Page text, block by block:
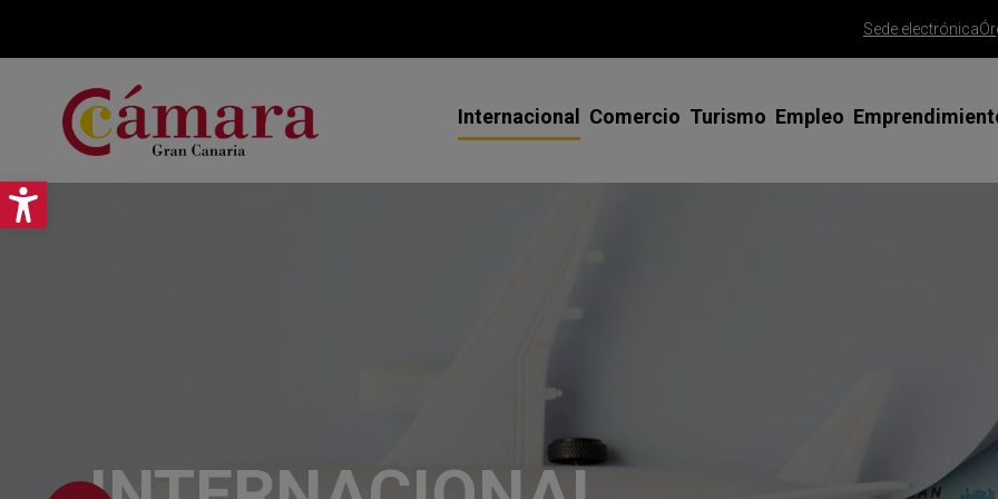
Abrir barra de herramientas
Sede electrónica
Internacional
Misiones Comerciales y Ferias en el
Certificados para exportar
Comercio
Apoyo al Comercio Minorista
Foros de Empresas, ODS y Agenda
Turismo
Misiones comerciales y ferias
Empleo
Emprendedoras
Agencia de colocación
Consolida tu
PAMCA |